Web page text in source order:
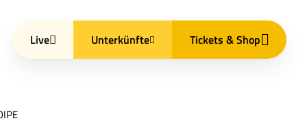
Live Unterkünfte Tickets & Shop